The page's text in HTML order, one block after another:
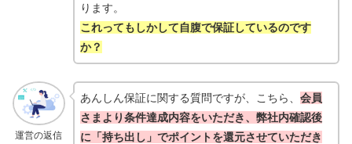
ります。
これってもしかして自腹で保証しているのです
か？
運営の返信
あんしん保証に関する質問ですが、こちら、 会員
さまより条件達成内容をいただき、弊社内確認後
に「持ち出し」でポイントを還元させていただき